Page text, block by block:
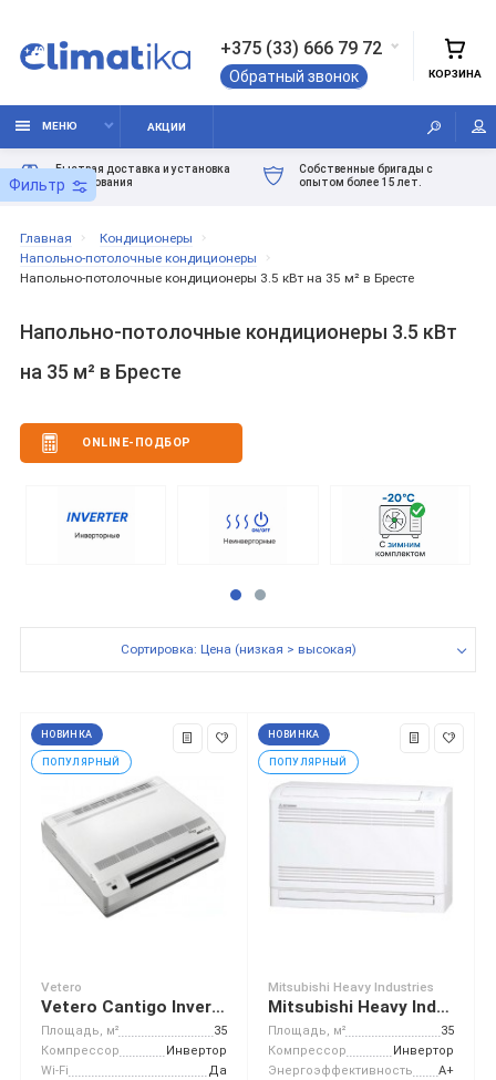
+375 (33) 666 79 72
Обратный звонок КОРЗИНА
МЕНЮ АКЦИИ
Быстрая доставка и установка
оборудования
Собственные бригады с
опытом более 15 лет.
Главная
Кондиционеры
Напольно-потолочные кондиционеры
Напольно-потолочные кондиционеры 3.5 кВт на 35 м² в Бресте
Напольно-потолочные кондиционеры 3.5 кВт
на 35 м² в Бресте
ONLINE-ПОДБОР
Фильтр
Сортировка: Цена (низкая > высокая)
НОВИНКА
ПОПУЛЯРНЫЙ
Vetero
Vetero Cantigo Inverter V-S12CHPAC
Площадь, м²
35
Компрессор
Инвертор
Wi-Fi
Да
НОВИНКА
ПОПУЛЯРНЫЙ
Mitsubishi Heavy Industries
Mitsubishi Heavy Industries SRF35ZS-W/SRC35ZS-W2
Площадь, м²
35
Компрессор
Инвертор
Энергоэффективность
A+